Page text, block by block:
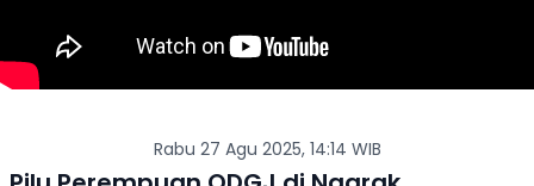
Rabu 27 Agu 2025, 14:14 WIB